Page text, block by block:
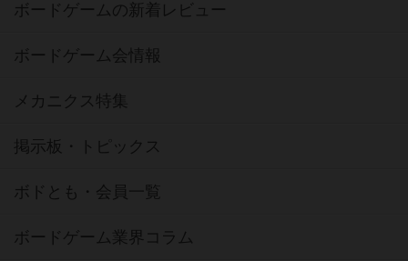
ボードゲームの新着レビュー
ボードゲーム会情報
メカニクス特集
掲示板・トピックス
ボドとも・会員一覧
ボードゲーム業界コラム